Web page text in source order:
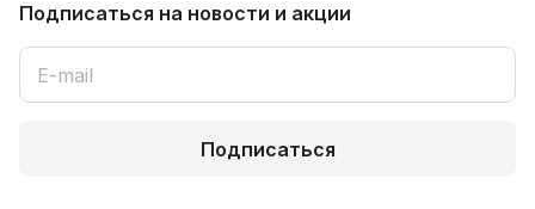
Подписаться на новости и акции
Подписаться